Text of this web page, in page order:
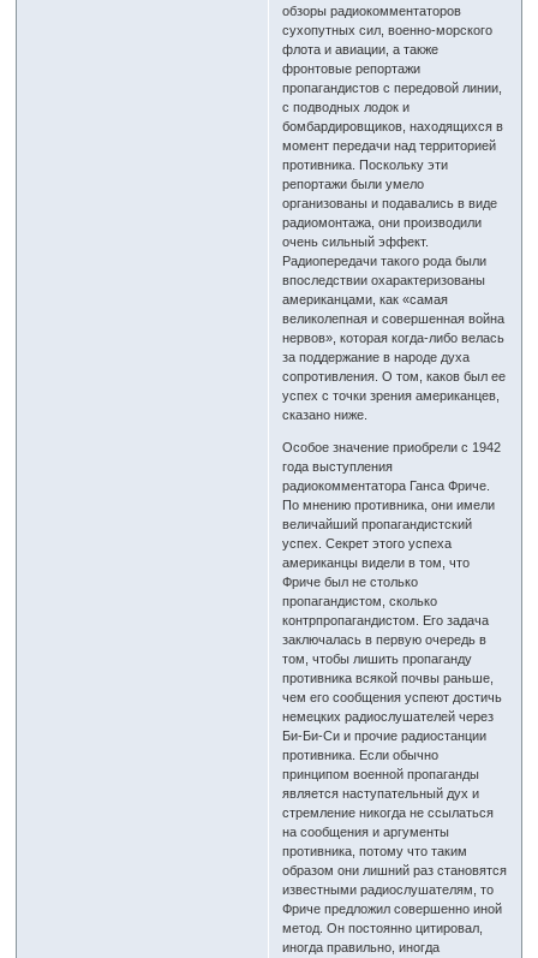
обзоры радиокомментаторов
сухопутных сил, военно-морского
флота и авиации, а также
фронтовые репортажи
пропагандистов с передовой линии,
с подводных лодок и
бомбардировщиков, находящихся в
момент передачи над территорией
противника. Поскольку эти
репортажи были умело
организованы и подавались в виде
радиомонтажа, они производили
очень сильный эффект.
Радиопередачи такого рода были
впоследствии охарактеризованы
американцами, как «самая
великолепная и совершенная война
нервов», которая когда-либо велась
за поддержание в народе духа
сопротивления. О том, каков был ее
успех с точки зрения американцев,
сказано ниже.
Особое значение приобрели с 1942
года выступления
радиокомментатора Ганса Фриче.
По мнению противника, они имели
величайший пропагандистский
успех. Секрет этого успеха
американцы видели в том, что
Фриче был не столько
пропагандистом, сколько
контрпропагандистом. Его задача
заключалась в первую очередь в
том, чтобы лишить пропаганду
противника всякой почвы раньше,
чем его сообщения успеют достичь
немецких радиослушателей через
Би-Би-Си и прочие радиостанции
противника. Если обычно
принципом военной пропаганды
является наступательный дух и
стремление никогда не ссылаться
на сообщения и аргументы
противника, потому что таким
образом они лишний раз становятся
известными радиослушателям, то
Фриче предложил совершенно иной
метод. Он постоянно цитировал,
иногда правильно, иногда